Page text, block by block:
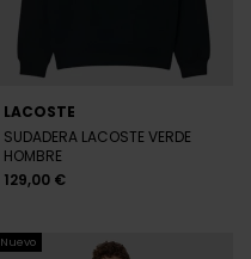
LACOSTE
SUDADERA LACOSTE VERDE
HOMBRE
129,00 €
Nuevo